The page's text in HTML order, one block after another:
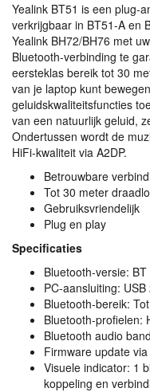
Yealink BT51 is een plug-
verkrijgbaar in BT51-A en
Yealink BH72/BH76 met
Bluetooth-verbinding te
eersteklas bereik tot 30
van je laptop kunt
geluidskwaliteitsfuncties
van een natuurlijk geluid,
Ondertussen wordt de
HiFi-kwaliteit via A2DP.
Betrouwbare
Tot 30 meter
Gebruiksvriendelijk
Plug en play
Specificaties
Bluetooth-versie: BT
PC-aansluiting: USB
Bluetooth-bereik:
Bluetooth-profielen:
Bluetooth audio
Firmware update
Visuele indicator: 1
koppeling en